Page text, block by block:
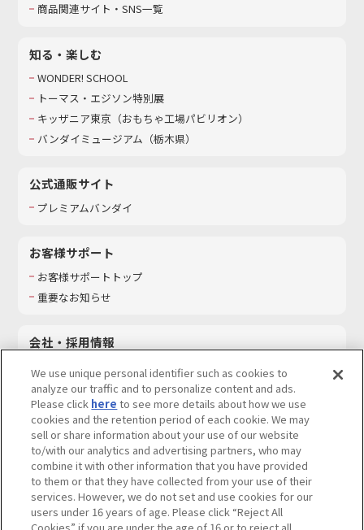
商品関連サイト・SNS一覧
知る・楽しむ
WONDER! SCHOOL
トーマス・エジソン特別展
キッザニア東京（おもちゃ工場パビリオン）​
バンダイミュージアム（栃木県）
公式通販サイト
プレミアムバンダイ
お客様サポート
お客様サポートトップ
重要なお知らせ
会社・採用情報
採用情報
サステナビリティ
お問い合わせ
ウェブサイトご利用条件 ソーシャルメディアポリシー
個人情報及び特定個人情報等の取り扱いに関する保護方針
We use unique personal identifier such as cookies to
analyze our traffic and to personalize content and ads.
Please click here to see more details about how we use
cookies and the retention period of each cookie. We may
sell or share information about your use of our website
to/with our analytics and advertising partners, who may
combine it with other information that you have provided
to them or that they have collected from your use of their
services. However, we do not set and use cookies for our
users under 16 years of age. Please click “Reject All